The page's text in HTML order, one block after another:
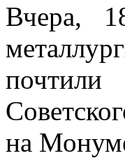
Вчера,
на